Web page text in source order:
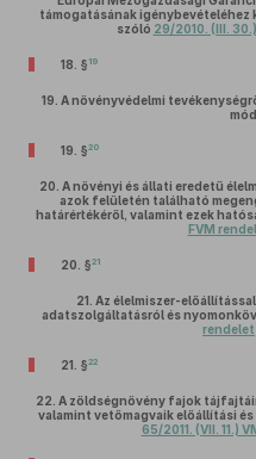
támogatásának
szóló 29/2010. (III.
18. § 19
19. A növényvédelmi
19. §20
20. A növényi és állati eredetű
azok felületén található
határértékéről, valamint ezek
FVM
20. §21
21. Az élelmiszer-
adatszolgáltatásról és
rendelet
21. §22
22. A zöldségnövény fajok
valamint vetőmagvaik előállítási
65/2011. (VII. 11.)